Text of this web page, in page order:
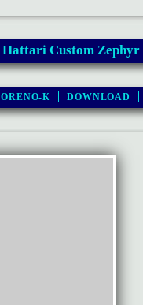
Hattari Custom Zephyr
ORENO-K DOWNLOAD